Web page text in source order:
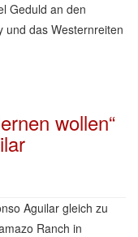
Geduld an den
und das Westernreiten
wollen“
Aguilar gleich zu
Ranch in